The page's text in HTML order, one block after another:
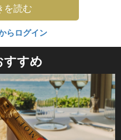
を読む
らログイン
すすめ